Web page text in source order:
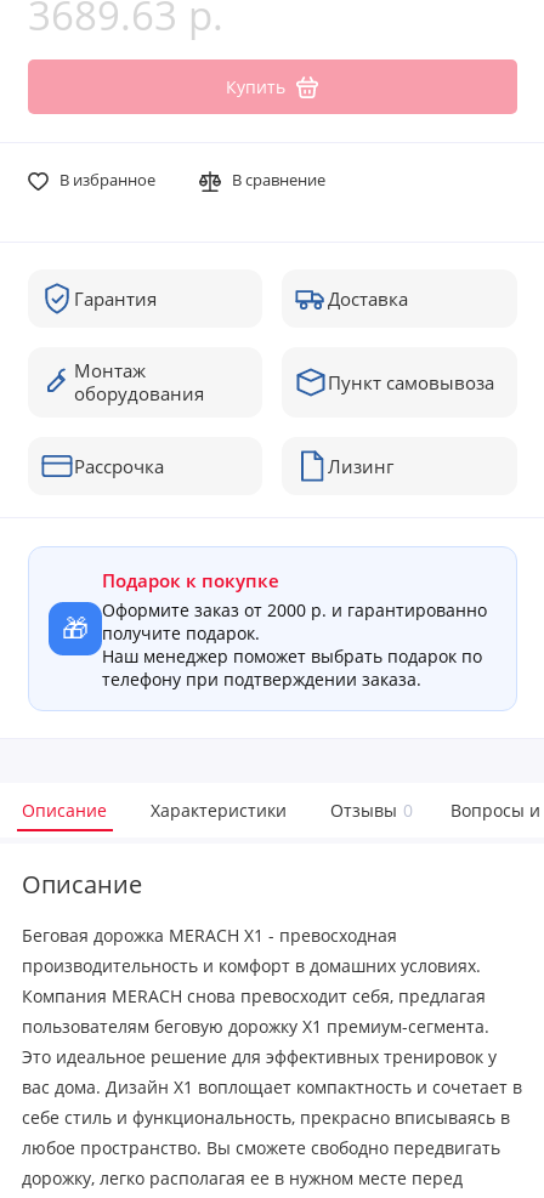
3689.63 р.
Купить
В избранное В сравнение
Гарантия Доставка
Монтаж
оборудования
Пункт самовывоза
Рассрочка Лизинг
🎁
Подарок к покупке
Оформите заказ от 2000 р. и гарантированно
получите подарок.
Наш менеджер поможет выбрать подарок по
телефону при подтверждении заказа.
Описание Характеристики Отзывы 0 Вопросы и
Описание
Беговая дорожка MERACH X1 - превосходная
производительность и комфорт в домашних условиях.
Компания MERACH снова превосходит себя, предлагая
пользователям беговую дорожку X1 премиум-сегмента.
Это идеальное решение для эффективных тренировок у
вас дома. Дизайн X1 воплощает компактность и сочетает в
себе стиль и функциональность, прекрасно вписываясь в
любое пространство. Вы сможете свободно передвигать
дорожку, легко располагая ее в нужном месте перед